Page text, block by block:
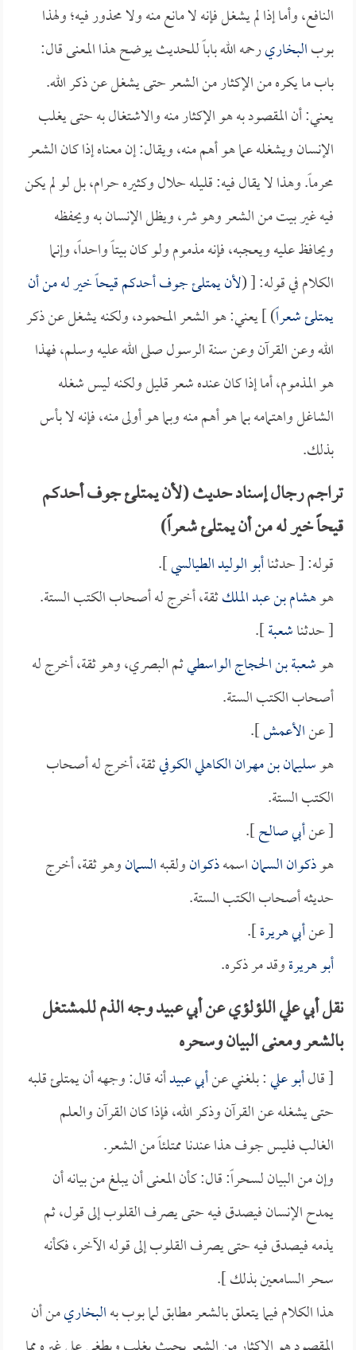
النافع، وأما إذا لم يشغل فإنه لا مانع منه ولا محذور فيه؛ ولهذا
بوبالبخاريرحمه الله باباً للحديث يوضح هذا المعنى قال:
باب ما يكره من الإكثار من الشعر حتى يشغل عن ذكر الله.
يعني: أن المقصود به هو الإكثار منه والاشتغال به حتى يغلب
الإنسان ويشغله عما هو أهم منه، ويقال: إن معناه إذا كان الشعر
محرماً. وهذا لا يقال فيه: قليله حلال وكثيره حرام، بل لو لم يكن
فيه غير بيت من الشعر وهو شر، ويظل الإنسان به ويحفظه
ويحافظ عليه ويعجبه، فإنه مذموم ولو كان بيتاً واحداً، وإنما
الكلام في قوله: [ (لأن يمتلئ جوف أحدكم قيحاً خير له من أن
يمتلئ شعراً) ] يعني: هو الشعر المحمود، ولكنه يشغل عن ذكر
الله وعن القرآن وعن سنة الرسول صلى الله عليه وسلم، فهذا
هو المذموم، أما إذا كان عنده شعر قليل ولكنه ليس شغله
الشاغل واهتمامه بما هو أهم منه وبما هو أولى منه، فإنه لا بأس
بذلك.
تراجم رجال إسناد حديث (لأن يمتلئ جوف أحدكم
قيحاً خير له من أن يمتلئ شعراً)
قوله: [ حدثناأبو الوليد الطيالسي].
هوهشام بن عبد الملكثقة، أخرج له أصحاب الكتب الستة.
[ حدثناشعبة].
هوشعبة بن الحجاج الواسطيثم البصري، وهو ثقة، أخرج له
أصحاب الكتب الستة.
[ عنالأعمش].
هوسليمان بن مهران الكاهلي الكوفيثقة، أخرج له أصحاب
الكتب الستة.
[ عنأبي صالح].
هوذكوان السماناسمهذكوانولقبهالسمانوهو ثقة، أخرج
حديثه أصحاب الكتب الستة.
[ عنأبي هريرة].
أبو هريرةوقد مر ذكره.
نقل أبي علي اللؤلؤي عن أبي عبيد وجه الذم للمشتغل
بالشعر ومعنى البيان وسحره
[ قالأبو علي: بلغني عنأبي عبيدأنه قال: وجهه أن يمتلئ قلبه
حتى يشغله عن القرآن وذكر الله، فإذا كان القرآن والعلم
الغالب فليس جوف هذا عندنا ممتلئاً من الشعر.
وإن من البيان لسحراً: قال: كأن المعنى أن يبلغ من بيانه أن
يمدح الإنسان فيصدق فيه حتى يصرف القلوب إلى قول، ثم
يذمه فيصدق فيه حتى يصرف القلوب إلى قوله الآخر، فكأنه
سحر السامعين بذلك ].
هذا الكلام فيما يتعلق بالشعر مطابق لما بوب بهالبخاريمن أن